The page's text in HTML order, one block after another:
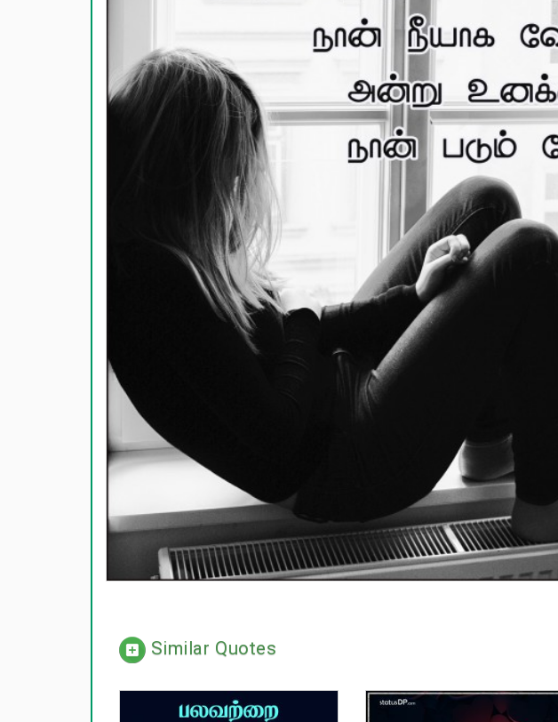
ஊக்கம் / உத்வேக
காதல் பொன்மொழிகள்
மகிழ்ச்சி பொன்மொழிகள்
பொதுவான பொன்மொழிகள்
நட்பு பொன்மொழிகள்
சிரிப்பு பொன்மொழிகள்
கடவுள் பொன்மொழிகள்
வாழ்த்து பொன்மொழிகள்
Similar Quotes